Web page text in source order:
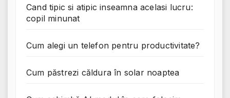
Cand tipic si atipic inseamna acelasi lucru:
copil minunat
Cum alegi un telefon pentru productivitate?
Cum păstrezi căldura în solar noaptea